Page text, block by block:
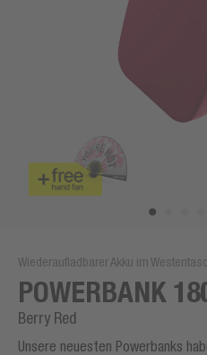
Wiederaufladbarer Akku im
POWERBANK
Berry Red
Unsere neuesten Powerbanks